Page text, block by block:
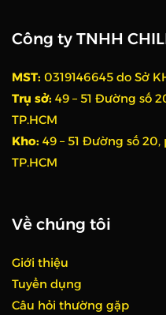
Công ty TNHH
MST: 0319146645 do Sở
Trụ sở: 49 – 51 Đường số
TP.HCM
Kho: 49 – 51 Đường số
TP.HCM
Về chúng tôi
Giới thiệu
Tuyển dụng
Câu hỏi thường gặp